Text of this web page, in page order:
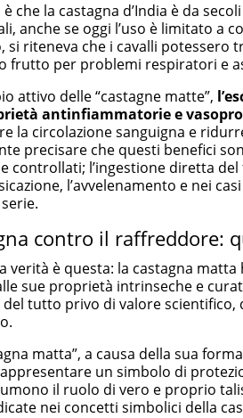
è che la castagna d’India è da
anche se oggi l’uso è limitato a
si riteneva che i cavalli potessero
frutto per problemi respiratori e
attivo delle “castagne matte”,
antinfiammatorie e
la circolazione sanguigna e
precisare che questi benefici
controllati; l’ingestione diretta
l’avvelenamento e nei
contro il raffreddore:
verità è questa: la castagna
sue proprietà intrinseche e
tutto privo di valore
matta”, a causa della sua
un simbolo di
il ruolo di vero e proprio
nei concetti simbolici della